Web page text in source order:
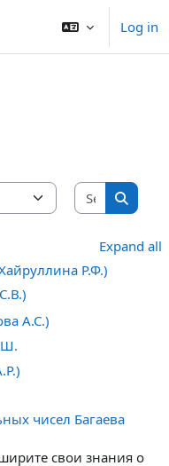
Log in
Search
Search
Expand all
Р.Ф.)
А.С.)
чисел Багаева
свои знания о